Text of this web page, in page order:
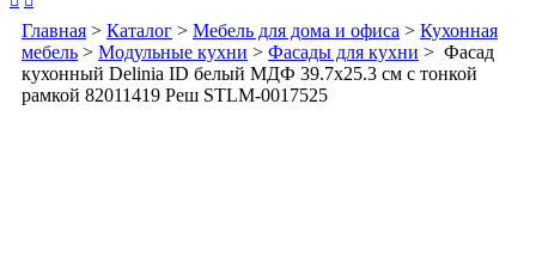
Главная > Каталог > Мебель для дома и офиса > Кухонная
мебель > Модульные кухни > Фасады для кухни > Фасад
кухонный Delinia ID белый МДФ 39.7x25.3 см с тонкой
рамкой 82011419 Реш STLM-0017525